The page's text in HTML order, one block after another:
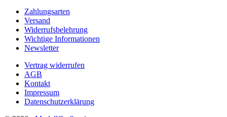
Zahlungsarten
Versand
Widerrufsbelehrung
Wichtige Informationen
Newsletter
Vertrag widerrufen
AGB
Kontakt
Impressum
Datenschutzerklärung